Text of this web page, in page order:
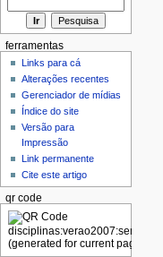
ferramentas
Links para cá
Alterações recentes
Gerenciador de mídias
Índice do site
Versão para
Impressão
Link permanente
Cite este artigo
qr code